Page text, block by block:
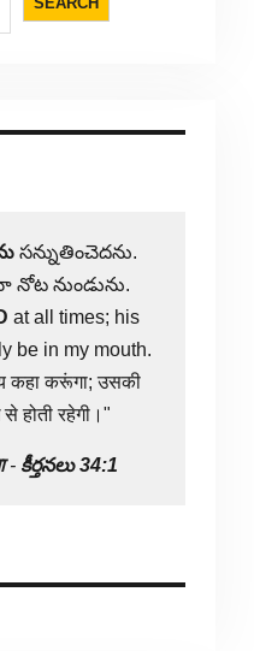
సన్నుతించెదను.
నోట నుండును.
at all times; his
be in my mouth.
कहा करूंगा; उसकी
होती रहेगी।"
- కీర్తనలు 34:1